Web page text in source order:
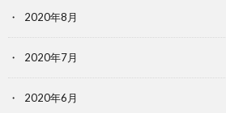
2020年8月
2020年7月
2020年6月